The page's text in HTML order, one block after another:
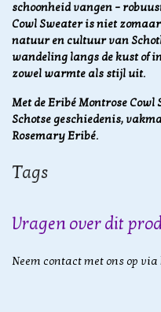
schoonheid vangen –
Cowl Sweater is niet
natuur en cultuur van
wandeling langs de kust of
zowel warmte als stijl uit.
Met de Eribé Montrose
Schotse geschiedenis,
Rosemary Eribé.
Tags
Vragen over dit
Neem contact met ons op